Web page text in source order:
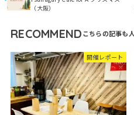
（大阪）
RECOMMEND
開催レポート